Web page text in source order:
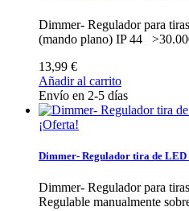
Dimmer- Regulador para
(mando plano) IP 44
13,99 €
Añadir al carrito
Envío en 2-5 días
¡Oferta!
Dimmer- Regulador tira de LED
Dimmer- Regulador para
Regulable manualmente